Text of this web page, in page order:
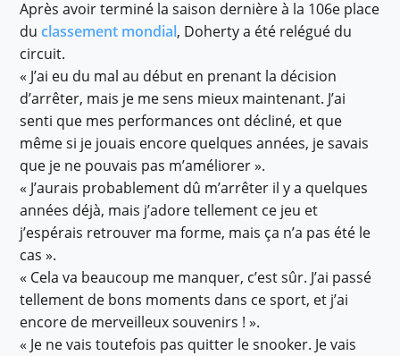
Après avoir terminé la saison dernière à la 106e place
duclassement mondial, Doherty a été relégué du
circuit.
« J’ai eu du mal au début en prenant la décision
d’arrêter, mais je me sens mieux maintenant. J’ai
senti que mes performances ont décliné, et que
même si je jouais encore quelques années, je savais
que je ne pouvais pas m’améliorer ».
« J’aurais probablement dû m’arrêter il y a quelques
années déjà, mais j’adore tellement ce jeu et
j’espérais retrouver ma forme, mais ça n’a pas été le
cas ».
« Cela va beaucoup me manquer, c’est sûr. J’ai passé
tellement de bons moments dans ce sport, et j’ai
encore de merveilleux souvenirs ! ».
« Je ne vais toutefois pas quitter le snooker. Je vais